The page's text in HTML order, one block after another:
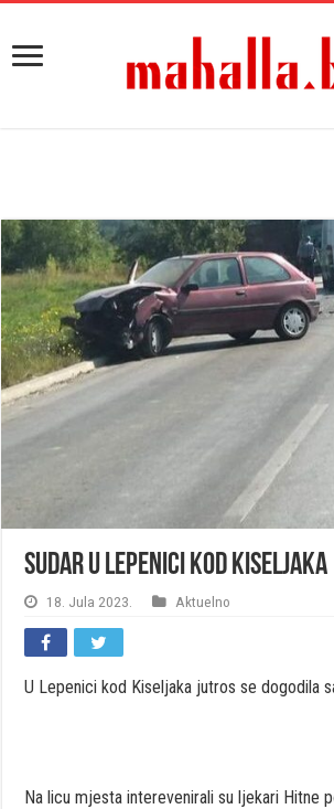
Sudar u Lepenici kod Kiseljaka
18. Jula 2023. Aktuelno
U Lepenici kod Kiseljaka jutros se dogodila
Na licu mjesta interevenirali su ljekari Hitne